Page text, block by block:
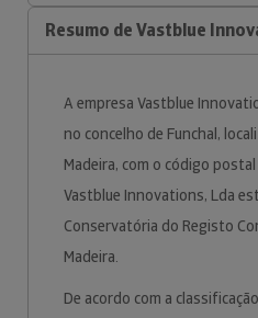
Resumo de Vastblue
A empresa Vastblue
no concelho de Funchal,
Madeira, com o código
Vastblue Innovations, Lda
Conservatória do Registo
Madeira.
De acordo com a